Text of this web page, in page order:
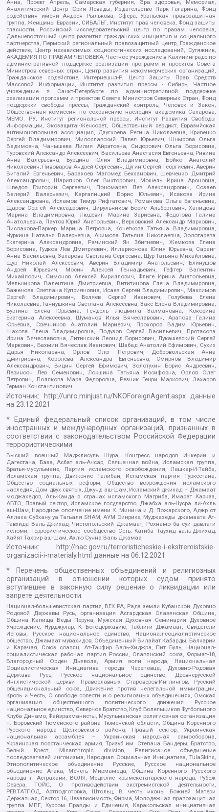
Анна, Проект Апрель, Самарская губерния, Эра здоровья, Мемориал,
Аналитический Центр Юрия Левады, Издательство Парк Гагарина, Фонд
содействия имени Андрея Рылькова, Сфера, Уральская правозащитная
группа, Женщины Евразии, СИБАЛЬТ, Институт прав человека, Фонд защиты
гласности, Российский исследовательский центр по правам человека,
Дальневосточный центр развития гражданских инициатив и социального
партнерства, Пермский региональный правозащитный центр, Гражданское
действие, Центр независимых социологических исследований, Сутяжник,
АКАДЕМИЯ ПО ПРАВАМ ЧЕЛОВЕКА, Частное учреждение в Калининграде по
административной поддержке реализации программ и проектов Совета
Министров северных стран, Центр развития некоммерческих организаций,
Гражданское содействие, Интернешнл-Р, Центр Защиты Прав Средств
Массовой Информации, Институт развития прессы - Сибирь, Частное
учреждение в Санкт-Петербурге по административной поддержке
реализации программ и проектов Совета Министров Северных Стран, Фонд
поддержки свободы прессы, Гражданский контроль, Человек и Закон,
Общественная комиссия по сохранению наследия академика Сахарова,
МЕМО. РУ, Институт региональной прессы, Институт Развития Свободы
Информации, Экозащита!-Женсовет, Общественный вердикт, Евразийская
антимонопольная ассоциация, Дзугкоева Регина Николаевна, Кривенко
Сергей Владимирович, Милославский Павел Юрьевич, Шнырова Ольга
Вадимовна, Чанышева Лилия Айратовна, Сидорович Ольга Борисовна,
Туровский Александр Алексеевич, Васильева Анастасия Евгеньевна, Ривина
Анна Валерьевна, Бурдина Юлия Владимировна, Бойко Анатолий
Николаевич, Пивоваров Андрей Сергеевич, Дугин Сергей Георгиевич, Аверин
Виталий Евгеньевич, Барахоев Магомед Бекханович, Шевченко Дмитрий
Александрович, Шарипков Олег Викторович, Мошель Ирина Ароновна,
Шведов Григорий Сергеевич, Пономарев Лев Александрович, Созаев
Валерий Валерьевич, Каргалицкий Борис Юльевич, Исакова Ирина
Александровна, Исламов Тимур Рифгатович, Романова Ольга Евгеньевна,
Щаров Сергей Алексадрович, Цирульников Борис Альбертович, Халидова
Марина Владимировна, Людевиг Марина Зариевна, Федотова Галина
Анатольевна, Паутов Юрий Анатольевич, Верховский Александр Маркович,
Пислакова-Паркер Марина Петровна, Кочеткова Татьяна Владимировна,
Чуркина Наталья Валерьевна, Акимова Татьяна Николаевна, Золотарева
Екатерина Александровна, Рачинский Ян Збигневич, Жемкова Елена
Борисовна, Гудков Лев Дмитриевич, Илларионова Юлия Юрьевна, Саранг
Анна Васильевна, Захарова Светлана Сергеевна, Щур Татьяна Михайловна,
Щур Николай Алексеевич, Аверин Владимир Анатольевич, Блинушов
Андрей Юрьевич, Мосин Алексей Геннадьевич, Гефтер Валентин
Михайлович, Симонов Алексей Кириллович, Флиге Ирина Анатольевна,
Мельникова Валентина Дмитриевна, Вититинова Елена Владимировна,
Баженова Светлана Куприяновна, Исаев Сергей Владимирович, Максимов
Сергей Владимирович, Беляев Сергей Иванович, Голубева Елена
Николаевна, Ганнушкина Светлана Алексеевна, Закс Елена Владимировна,
Буртина Елена Юрьевна, Гендель Людмила Залмановна, Кокорина
Екатерина Алексеевна, Шуманов Илья Вячеславович, Арапова Галина
Юрьевна, Свечников Анатолий Мариевич, Прохоров Вадим Юрьевич,
Шахова Елена Владимировна, Подузов Сергей Васильевич, Протасова
Ирина Вячеславовна, Литинский Леонид Борисович, Лукашевский Сергей
Маркович, Бахмин Вячеслав Иванович, Шабад Анатолий Ефимович, Сухих
Дарья Николаевна, Орлов Олег Петрович, Добровольская Анна
Дмитриевна, Королева Александра Евгеньевна, Смирнов Владимир
Александрович, Вицин Сергей Ефимович, Золотухин Борис Андреевич,
Левинсон Лев Семенович, Локшина Татьяна Иосифовна, Орлов Олег
Петрович, Полякова Мара Федоровна, Резник Генри Маркович, Захаров
Герман Константинович
Источник: http://unro.minjust.ru/NKOForeignAgent.aspxданные
на23.12.2021
* Единый федеральный список организаций, в том числе
иностранных и международных организаций, признанных в
соответствии с законодательством Российской Федерации
террористическими:
Высший военный Маджлисуль Шура, Конгресс народов Ичкерии и
Дагестана, База, Асбат аль-Ансар, Священная война, Исламская группа,
Братья-мусульмане, Партия исламского освобождения, Лашкар-И-Тайба,
Исламская группа, Движение Талибан, Исламская партия Туркестана,
Общество социальных реформ, Общество возрождения исламского
наследия, Дом двух святых, Джунд аш-Шам, Исламский джихад – Джамаат
моджахедов, Аль-Каида в странах исламского Магриба, Имарат Кавказ,
АБТО, Правый сектор, Исламское государство, Джабха аль-Нусра ли-Ахль
аш-Шам, Народное ополчение имени К. Минина и Д. Пожарского, Аджр от
Аллаха Субхану уа Тагьаля SHAM, АУМ Синрике, Муджахеды джамаата Ат-
Тавхида Валь-Джихад, Чистопольский Джамаат, Рохнамо ба суи давлати
исломи, Террористическое сообщество Сеть, Катиба Таухид валь-Джихад,
Хайят Тахрир аш-Шам, Ахлю Сунна Валь Джамаа
Источник:
http://nac.gov.ru/terroristicheskie-i-ekstremistskie-
organizacii-i-materialy.html данные на06.12.2021
* Перечень общественных объединений и религиозных
организаций в отношении которых судом принято
вступившее в законную силу решение о ликвидации или
запрете деятельности:
Национал-большевистская партия, ВЕК РА, Рада земли Кубанской Духовно
Родовой Державы Русь, организация Асгардская Славянская Община,
Община Капища Веды Перуна, Мужская Духовная Семинария Духовное
Учреждение, Нурджулар, К Богодержавию, Таблиги Джамаат, Свидетели
Иеговы, Русское национальное единство, Национал-социалистическое
общество, Джамаат мувахидов, Объединенный Вилайат Кабарды, Балкарии
и Карачая, Союз славян, Ат-Такфир Валь-Хиджра, Пит Буль, Национал-
социалистическая рабочая партия России, Славянский союз, Формат-18,
Благородный Орден Дьявола, Армия воли народа, Национальная
Социалистическая Инициатива города Череповца, Духовно-Родовая
Держава Русь, Русское национальное единство, Древнерусской
Инглистической церкви Православных Староверов-Инглингов, Русский
общенациональный союз, Движение против нелегальной иммиграции,
Кровь и Честь, О свободе совести и о религиозных объединениях, Омская
организация общественного политического движения Русское
национальное единство, Северное Братство, Клуб Болельщиков Футбольного
Клуба Динамо, Файзрахманисты, Мусульманская религиозная организация
п. Боровский Тюменского района Тюменской области, Община Коренного
Русского народа Щелковского района, Правый сектор, Украинская
национальная ассамблея – Украинская народная самооборона,
Украинская повстанческая армия, Тризуб им. Степана Бандеры, Братство,
Белый Крест, Misanthropic division, Религиозное объединение
последователей инглиизма, Народная Социальная Инициатива, TulaSkins,
Этнополитическое объединение Русские, Русское национальное
объединение Атака, Мечеть Мирмамеда, Община Коренного Русского
народа г. Астрахани, ВОЛЯ, Меджлис крымскотатарского народа, Рубеж
Севера, ТОЙС, О противодействии экстремистской деятельности,
РЕВТАТПОД, Артподготовка, Штольц, В честь иконы Божией Матери
Державная, Сектор 16, Независимость, Фирма, Молодежная правозащитная
группа МПГ, Курсом Правды и Единения, Каракольская инициативная